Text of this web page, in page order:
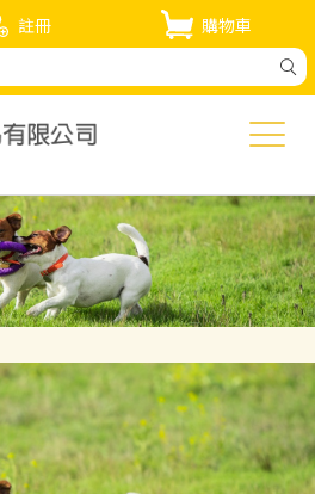
註冊 購物車